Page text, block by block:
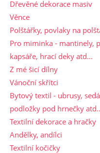
Dřevěné dekorace masiv
Věnce
Polštářky, povlaky na
Pro miminka - mantinely,
kapsáře, hrací deky atd...
Z mé šicí dílny
Vánoční skřítci
Bytový textil - ubrusy,
podložky pod hrnečky
Textilní dekorace a hračky
Andělky, andílci
Textilní kočičky